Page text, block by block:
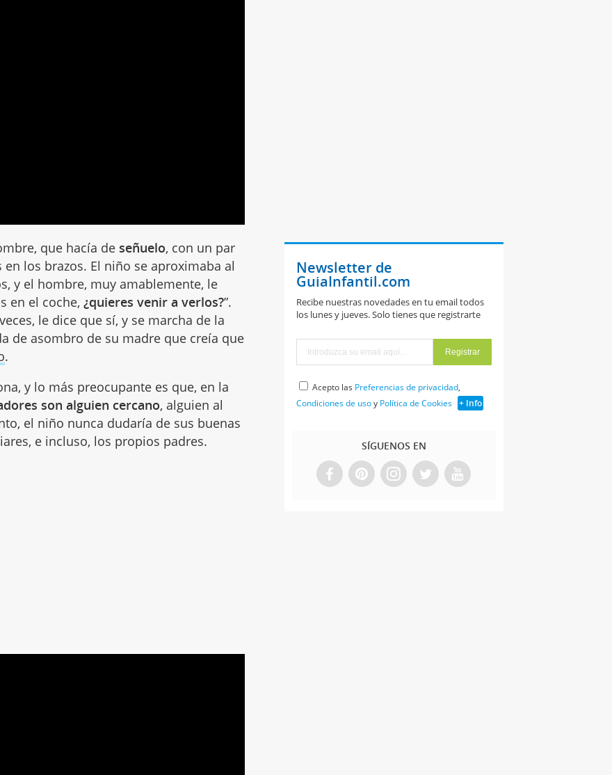
que hacía deseñuelo, con un par
los brazos. El niño se aproximaba al
y el hombre, muy amablemente, le
en el coche,¿quieres venir a verlos?”.
le dice que sí, y se marcha de la
de asombro de su madre que creía que
.
y lo más preocupante es que, en la
son alguien cercano, alguien al
el niño nunca dudaría de sus buenas
e incluso, los propios padres.
Newsletter de
GuiaInfantil.com
Recibe nuestras novedades en tu email todos
los lunes y jueves. Solo tienes que registrarte
Acepto las Preferencias de privacidad,
Condiciones de usoy Política de Cookies + Info
SÍGUENOS EN